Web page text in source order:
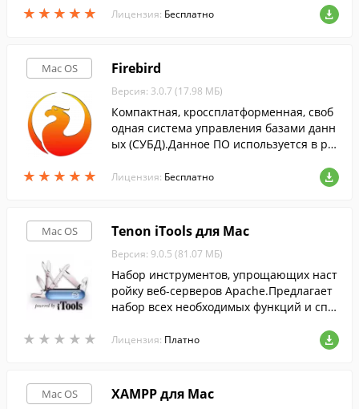
★ ★ ★ ★ ★
★ ★ ★ ★ ★ Лицензия: Бесплатно
Mac OS
★ ★ ★ ★ ★
★ ★ ★ ★ ★
Firebird
Версия: 3.0.7 (17.98 МБ)
Компактная, кроссплатформенная, своб
одная система управления базами данн
ых (СУБД).Данное ПО используется в ра
Лицензия: Бесплатно
Mac OS
★ ★ ★ ★ ★
★ ★ ★ ★ ★
Tenon iTools для Mac
Версия: 9.0.5 (81.07 МБ)
Набор инструментов, упрощающих наст
ройку веб-серверов Apache.Предлагает
набор всех необходимых функций и спр
Лицензия: Платно
Mac OS XAMPP для Mac